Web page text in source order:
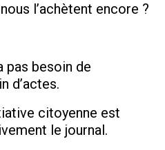
l’achètent encore ?
pas besoin de
d’actes.
citoyenne est
le journal.